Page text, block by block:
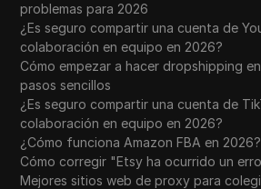
problemas para 2026
¿Es seguro compartir una cuenta de
colaboración en equipo en 2026?
Cómo empezar a hacer dropshipping
pasos sencillos
¿Es seguro compartir una cuenta de
colaboración en equipo en 2026?
¿Cómo funciona Amazon FBA en
Cómo corregir "Etsy ha ocurrido un
Mejores sitios web de proxy para